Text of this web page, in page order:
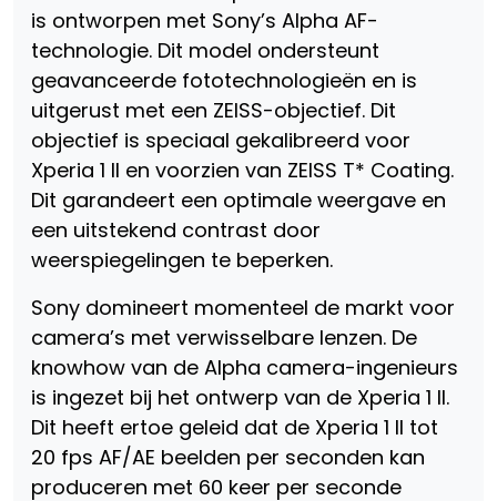
is ontworpen met Sony’s Alpha AF-
technologie. Dit model ondersteunt
geavanceerde fototechnologieën en is
uitgerust met een ZEISS-objectief. Dit
objectief is speciaal gekalibreerd voor
Xperia 1 II en voorzien van ZEISS T* Coating.
Dit garandeert een optimale weergave en
een uitstekend contrast door
weerspiegelingen te beperken.
Sony domineert momenteel de markt voor
camera’s met verwisselbare lenzen. De
knowhow van de Alpha camera-ingenieurs
is ingezet bij het ontwerp van de Xperia 1 II.
Dit heeft ertoe geleid dat de Xperia 1 II tot
20 fps AF/AE beelden per seconden kan
produceren met 60 keer per seconde